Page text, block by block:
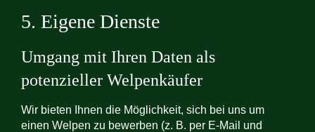
5. Eigene Dienste
Umgang mit Ihren Daten als
potenzieller Welpenkäufer
Wir bieten Ihnen die Möglichkeit, sich bei uns um
einen Welpen zu bewerben (z. B. per E-Mail und